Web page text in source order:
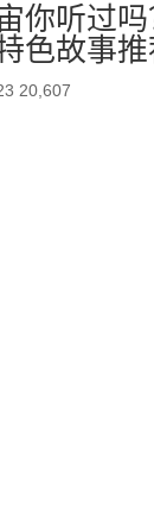
你听过
色故事推
20,607